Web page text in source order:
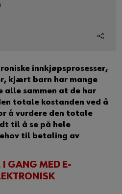
innkjøpsprosesser,
kjært barn har mange
alle sammen at de har
totale kostanden ved å
å vurdere den totale
til å se på hele
til betaling av
I GANG MED E-